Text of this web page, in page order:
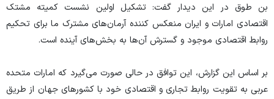
بن طوق در این دیدار گفت: تشکیل اولین نشست کمیته مشتک
اقتصادی امارات و ایران منعکس کننده آرمان‌های مشترک ما برای تحکیم
روابط اقتصادی موجود و گسترش آن‌ها به بخش‌های آینده است.
بر اساس این گزارش، این توافق در حالی صورت می‌گیرد که امارات متحده
عربی به تقویت روابط تجاری و اقتصادی خود با کشور‌های جهان از طریق